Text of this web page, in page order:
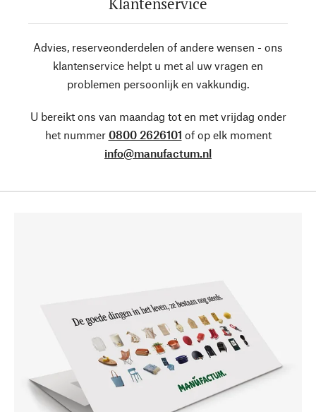
Advies, reserveonderdelen of andere wensen - ons
klantenservice helpt u met al uw vragen en
problemen persoonlijk en vakkundig.
U bereikt ons van maandag tot en met vrijdag onder
het nummer 0800 2626101 of op elk moment
info@manufactum.nl